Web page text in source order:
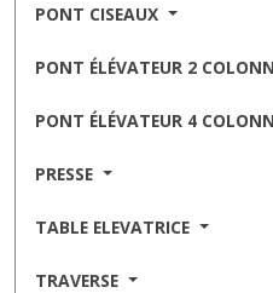
PONT CISEAUX
PONT ÉLÉVATEUR 2
PONT ÉLÉVATEUR 4
PRESSE
TABLE ELEVATRICE
TRAVERSE